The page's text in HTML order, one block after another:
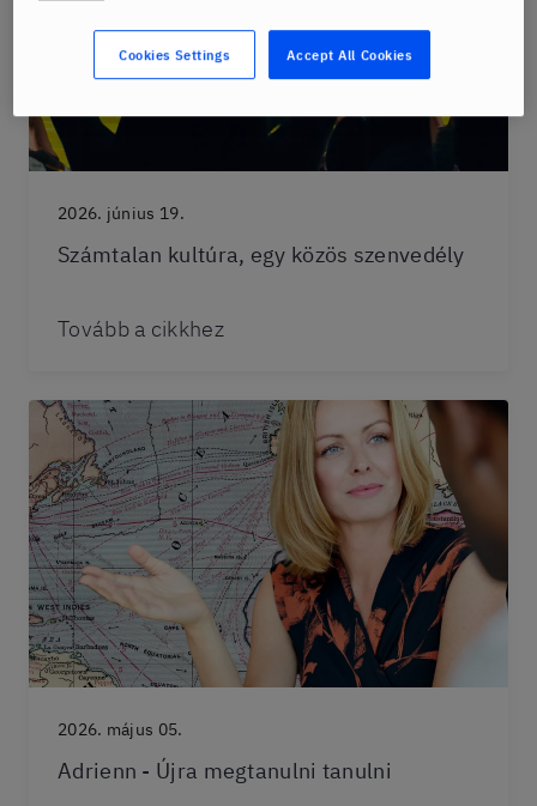
2026. június 19.
Számtalan kultúra, egy közös szenvedély
Tovább a cikkhez
2026. május 05.
Adrienn - Újra megtanulni tanulni
Accept All Cookies
Cookies Settings